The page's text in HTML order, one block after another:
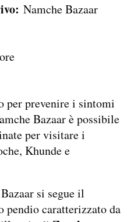
Namche Bazaar
per prevenire i sintomi
Bazaar è possibile
per visitare i
Khunde e
si segue il
pendio caratterizzato da